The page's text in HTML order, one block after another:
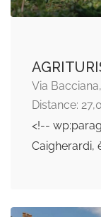
Via
Distance:
<!--
Caigherardi,